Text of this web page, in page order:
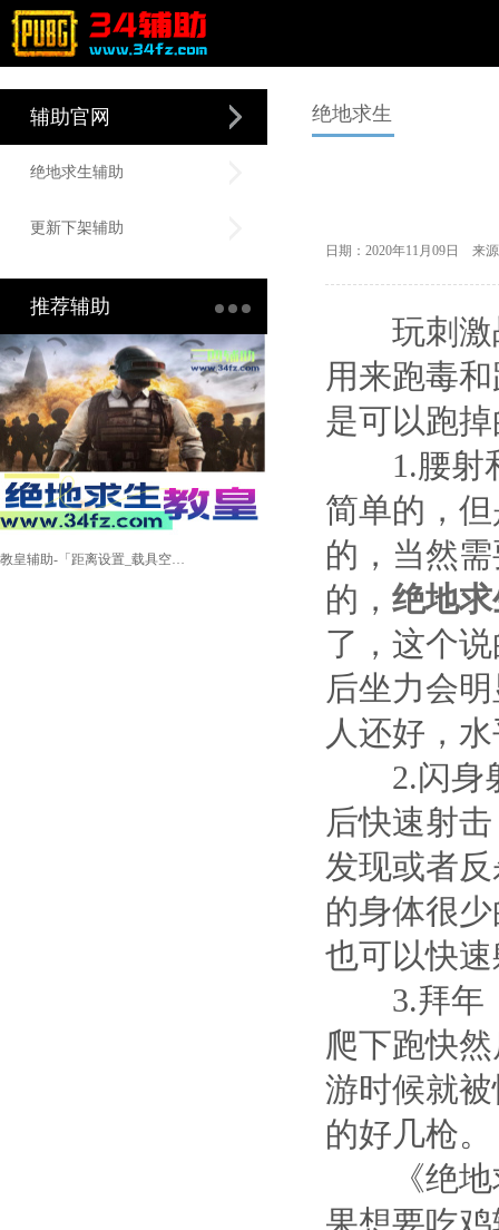
辅助官网
绝地求生辅助
更新下架辅助
推荐辅助
童话辅助-「无影引力_天虾神锅_锁定追踪」
绝地求生
日期：2020年11月09日 来
玩刺激战
用来跑毒
是可以跑
1.腰射和
简单的，
的，当然
的， 绝地
了，这个
后坐力会
人还好，
2.闪身射
后快速射
发现或者
的身体很
也可以快
3.拜年，
爬下跑快
游时候就
的好几枪。
《绝地求